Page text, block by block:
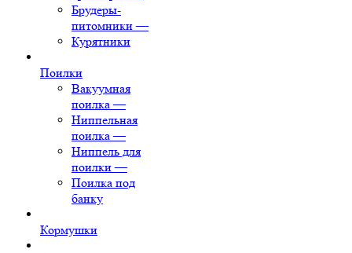
Брудеры-
питомники —
Курятники
Поилки
Вакуумная
поилка —
Ниппельная
поилка —
Ниппель для
поилки —
Поилка под
банку
Кормушки